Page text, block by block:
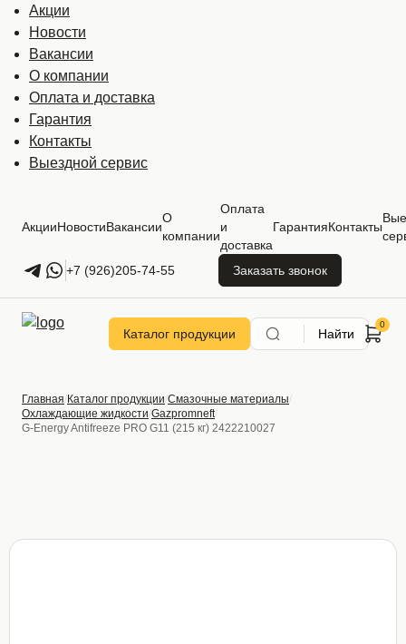
Акции
Новости
Вакансии
О компании
Оплата и доставка
Гарантия
Контакты
Выездной сервис
АкцииНовостиВакансии
О
компании
Оплата
и
доставка
ГарантияКонтакты
+7 (926)205-74-55 Заказать звонок
Каталог продукции Найти
Главная Каталог продукции Смазочные материалы
Охлаждающие жидкости Gazpromneft
G-Energy Antifreeze PRO G11 (215 кг) 2422210027